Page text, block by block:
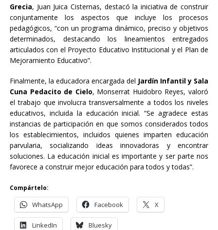
Grecia, Juan Juica Cisternas, destacó la iniciativa de construir
conjuntamente los aspectos que incluye los procesos
pedagógicos, “con un programa dinámico, preciso y objetivos
determinados, destacando los lineamientos entregados
articulados con el Proyecto Educativo Institucional y el Plan de
Mejoramiento Educativo”.
Finalmente, la educadora encargada del Jardín Infantil y Sala
Cuna Pedacito de Cielo, Monserrat Huidobro Reyes, valoró
el trabajo que involucra transversalmente a todos los niveles
educativos, incluida la educación inicial. “Se agradece estas
instancias de participación en que somos considerados todos
los establecimientos, incluidos quienes imparten educación
parvularia, socializando ideas innovadoras y encontrar
soluciones. La educación inicial es importante y ser parte nos
favorece a construir mejor educación para todos y todas”.
Compártelo:
WhatsApp Facebook X
LinkedIn Bluesky